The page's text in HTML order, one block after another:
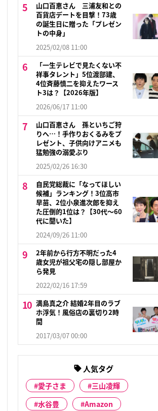
山口百恵さん 三浦友和との
百貨店デートを目撃！73歳
の誕生日に贈った「プレゼン
トの中身」
2025/02/08 11:00
「一生テレビで見たくない不
祥事タレント」5位渡部建、
4位斉藤慎二を抑えたワース
ト3は？【2026年版】
2026/06/17 11:00
山口百恵さん 孫といちご狩
りへ…！手作りおくるみをプ
レゼント、子供向けアニメも
猛勉強の溺愛ぶり
2025/02/26 16:30
自民党総裁に「なってほしい
候補」ランキング！3位高市
早苗、2位小泉進次郎を抑え
た圧倒的1位は？【30代〜60
代に聞いた】
2024/09/26 11:00
2年前から行方不明だった4
歳女児が祖父宅の隠し部屋か
ら発見
2022/02/16 17:59
満島真之介 結婚2年目のラブ
ホ浮気！風俗店の裏切り2時
間
2017/03/07 00:00
人気タグ
愛子さま
三山凌輝
水谷豊
Amazon